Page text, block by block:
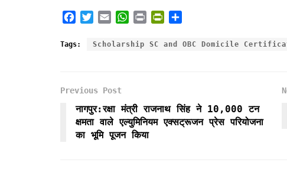
c
o
k
i
r
a
a
p
i
i
i
e
a
Tags: Scholarship SC and OBC Domicile
Previous Post
नागपुर:रक्षा मंत्री राजनाथ सिंह ने 10,000 टन
क्षमता वाले एल्युमिनियम एक्सट्रूजन प्रेस परियोजना
का भूमि पूजन किया